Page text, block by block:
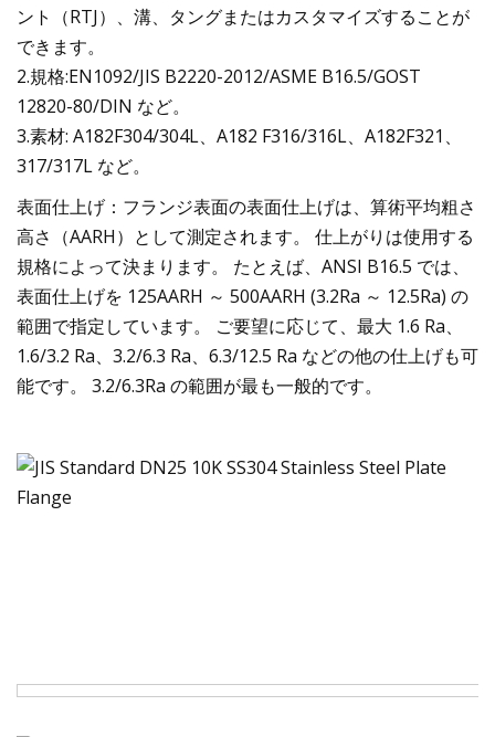
ント（RTJ）、溝、タングまたはカスタマイズすることが
できます。
2.規格:EN1092/JIS B2220-2012/ASME B16.5/GOST
12820-80/DIN など。
3.素材: A182F304/304L、A182 F316/316L、A182F321、
317/317L など。
表面仕上げ：フランジ表面の表面仕上げは、算術平均粗さ
高さ（AARH）として測定されます。 仕上がりは使用する
規格によって決まります。 たとえば、ANSI B16.5 では、
表面仕上げを 125AARH ～ 500AARH (3.2Ra ～ 12.5Ra) の
範囲で指定しています。 ご要望に応じて、最大 1.6 Ra、
1.6/3.2 Ra、3.2/6.3 Ra、6.3/12.5 Ra などの他の仕上げも可
能です。 3.2/6.3Ra の範囲が最も一般的です。